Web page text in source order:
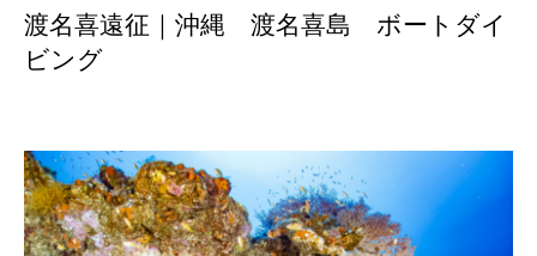
渡名喜遠征｜沖縄 渡名喜島 ボートダイ
ビング